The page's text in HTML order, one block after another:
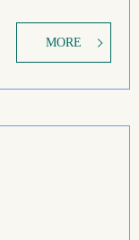
MORE